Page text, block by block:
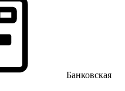
Банковская